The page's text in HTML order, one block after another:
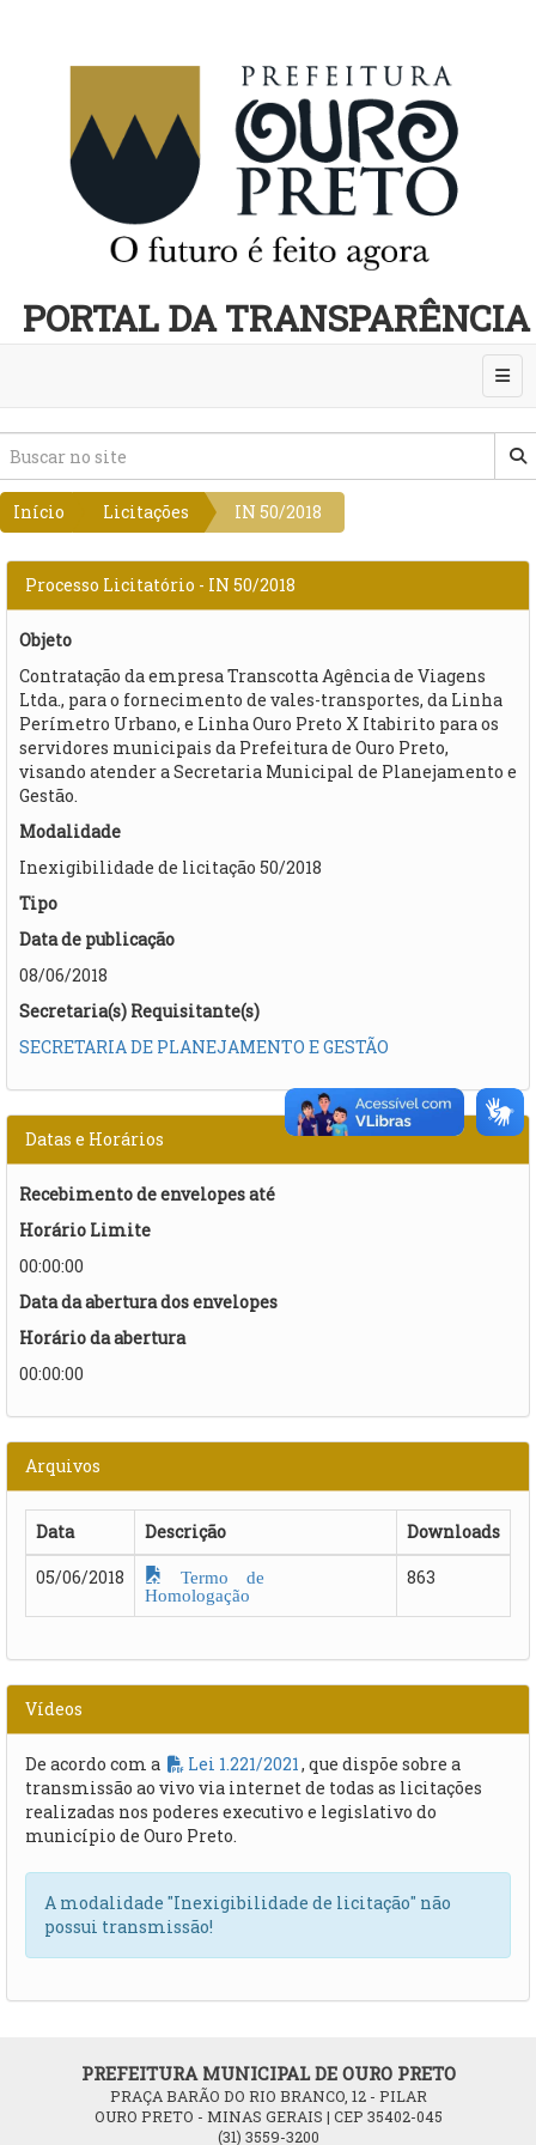
PORTAL DA TRANSPARÊNCIA
Início Licitações IN 50/2018
Processo Licitatório - IN 50/2018
Objeto
Contratação da empresa Transcotta Agência de Viagens
Ltda., para o fornecimento de vales-transportes, da Linha
Perímetro Urbano, e Linha Ouro Preto X Itabirito para os
servidores municipais da Prefeitura de Ouro Preto,
visando atender a Secretaria Municipal de Planejamento e
Gestão.
Modalidade
Inexigibilidade de licitação 50/2018
Tipo
Data de publicação
08/06/2018
Secretaria(s) Requisitante(s)
SECRETARIA DE PLANEJAMENTO E GESTÃO
Datas e Horários
Recebimento de envelopes até
Horário Limite
00:00:00
Data da abertura dos envelopes
Horário da abertura
00:00:00
Arquivos
Data Descrição
Downloads
05/06/2018
Termo de
Homologação
863
Vídeos
De acordo com a Lei 1.221/2021 , que dispõe sobre a
transmissão ao vivo via internet de todas as licitações
realizadas nos poderes executivo e legislativo do
município de Ouro Preto.
A modalidade "Inexigibilidade de licitação" não
possui transmissão!
PREFEITURA MUNICIPAL DE OURO PRETO
PRAÇA BARÃO DO RIO BRANCO, 12 - PILAR
OURO PRETO - MINAS GERAIS | CEP 35402-045
(31) 3559-3200